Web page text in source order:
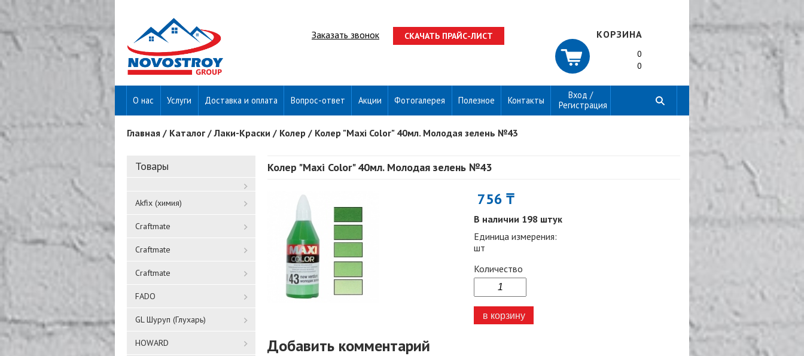
Заказать звонок СКАЧАТЬ ПРАЙС-ЛИСТ КОРЗИНА
0
0
О нас Услуги Доставка и оплата Вопрос-ответ Акции Фотогалерея Полезное Контакты
Вход /
Регистрация
Вы здесь
Главная / Каталог / Лаки-Краски / Колер / Колер "Maxi Color" 40мл. Молодая зелень №43
Товары
Akfix (химия)
Craftmate
Craftmate
Craftmate
FADO
GL Шуруп (Глухарь)
HOWARD
Колер "Maxi Color" 40мл. Молодая зелень №43
756 ₸
В наличии 198 штук
Единица измерения:
шт
Количество
Добавить комментарий